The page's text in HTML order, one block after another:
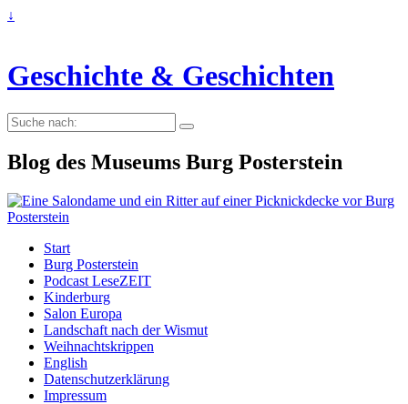
↓
Geschichte & Geschichten
Suche
nach:
Blog des Museums Burg Posterstein
Start
Burg Posterstein
Podcast LeseZEIT
Kinderburg
Salon Europa
Landschaft nach der Wismut
Weihnachtskrippen
English
Datenschutzerklärung
Impressum